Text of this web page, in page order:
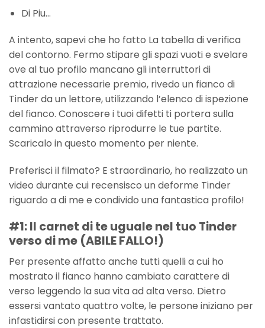
Di Piu…
A intento, sapevi che ho fatto La tabella di verifica
del contorno. Fermo stipare gli spazi vuoti e svelare
ove al tuo profilo mancano gli interruttori di
attrazione necessarie premio, rivedo un fianco di
Tinder da un lettore, utilizzando l’elenco di ispezione
del fianco. Conoscere i tuoi difetti ti portera sulla
cammino attraverso riprodurre le tue partite.
Scaricalo in questo momento per niente.
Preferisci il filmato? E straordinario, ho realizzato un
video durante cui recensisco un deforme Tinder
riguardo a di me e condivido una fantastica profilo!
#1: Il carnet di te uguale nel tuo Tinder
verso di me (ABILE FALLO!)
Per presente affatto anche tutti quelli a cui ho
mostrato il fianco hanno cambiato carattere di
verso leggendo la sua vita ad alta verso. Dietro
essersi vantato quattro volte, le persone iniziano per
infastidirsi con presente trattato.